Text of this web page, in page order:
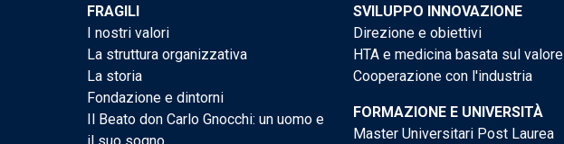
FRAGILI
I nostri valori
La struttura organizzativa
La storia
Fondazione e dintorni
Il Beato don Carlo Gnocchi: un uomo e
SVILUPPO INNOVAZIONE
Direzione e obiettivi
HTA e medicina basata sul valore
Cooperazione con l'industria
FORMAZIONE E UNIVERSITÀ
Master Universitari Post Laurea